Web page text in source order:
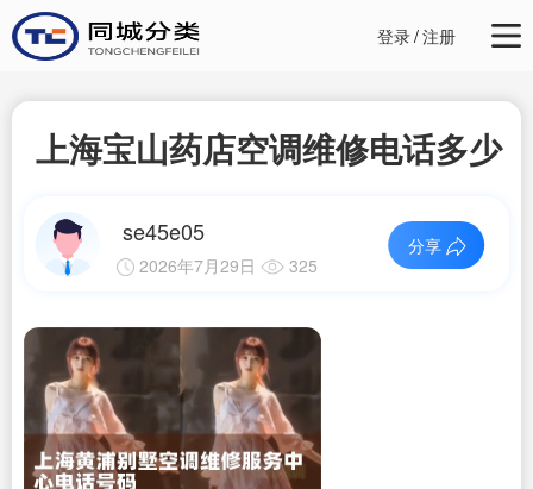
登录/注册
上海宝山药店空调维修电话多少
se45e05
2026年7月29日 325
分享